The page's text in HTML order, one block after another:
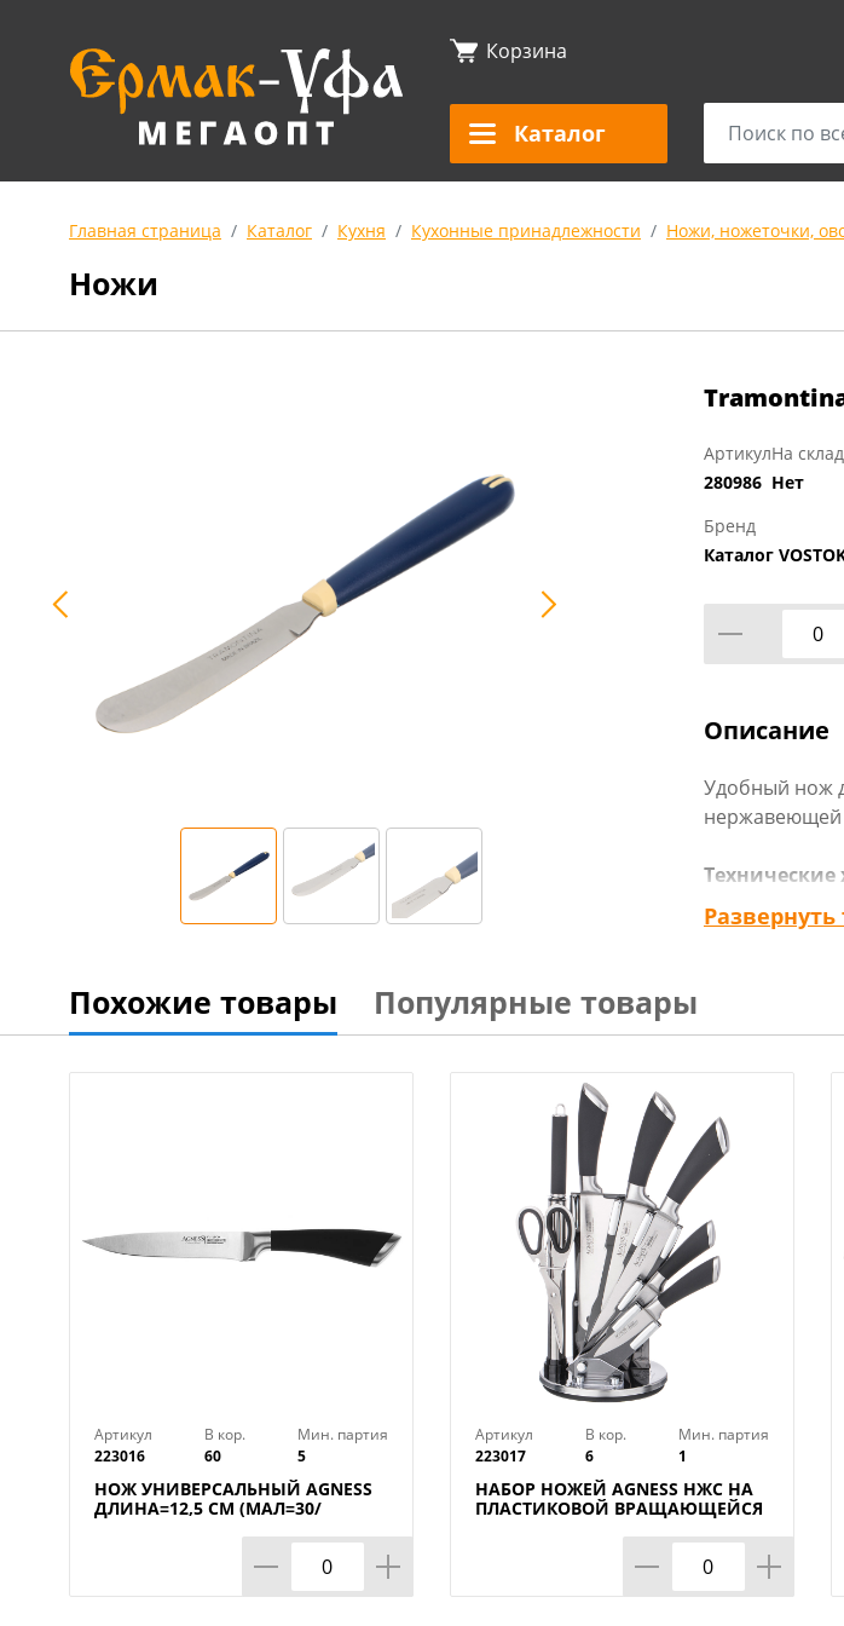
Корзина
Каталог
Главная страница Каталог Кухня Кухонные принадлежности Ножи, ножеточки,
Ножи
Артикул
280986
На
Нет
Бренд
Каталог
Описание
Удобный нож
нержавеющей
Технические
Тип товара :
Бренд :
Цвет
Вес в упаковке
Марка стали :
Длина лезвия
Страна
Развернуть
Похожие товары Популярные товары
Артикул
223016
В кор.
60
Мин. партия
5
НОЖ УНИВЕРСАЛЬНЫЙ AGNESS
ДЛИНА=12,5 СМ (МАЛ=30/
Артикул
223017
В кор.
6
Мин. партия
1
НАБОР НОЖЕЙ AGNESS НЖС НА
ПЛАСТИКОВОЙ ВРАЩАЮЩЕЙСЯ